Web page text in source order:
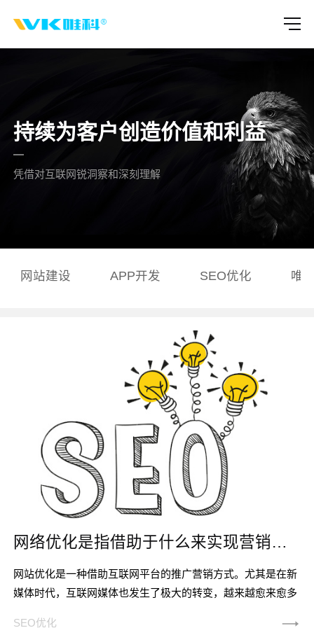
持续为客户创造价值和利益
凭借对互联网锐洞察和深刻理解
网站建设 APP开发 SEO优化 唯
网络优化是指借助于什么来实现营销目标的一种营销方式
网站优化是一种借助互联网平台的推广营销方式。尤其是在新
媒体时代，互联网媒体也发生了极大的转变，越来越愈来愈多
社区论坛、blog、新浪微博、手机微信、SNS、Twitter、
SEO优化